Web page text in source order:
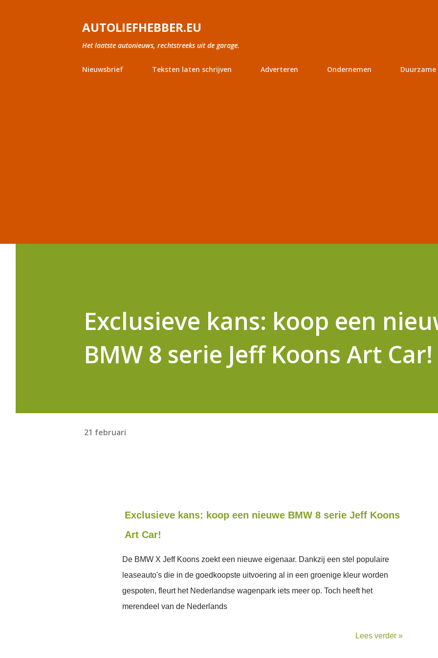
AUTOLIEFHEBBER.EU
Het laatste autonieuws, rechtstreeks uit de garage.
Nieuwsbrief Teksten laten schrijven Adverteren Ondernemen Duurzame
Exclusieve kans: koop een
BMW 8 serie Jeff Koons Art Car!
21 februari
Exclusieve kans: koop een nieuwe BMW 8 serie Jeff Koons
Art Car!
De BMW X Jeff Koons zoekt een nieuwe eigenaar. Dankzij een stel populaire
leaseauto's die in de goedkoopste uitvoering al in een groenige kleur worden
gespoten, fleurt het Nederlandse wagenpark iets meer op. Toch heeft het
merendeel van de Nederlands
Lees verder »